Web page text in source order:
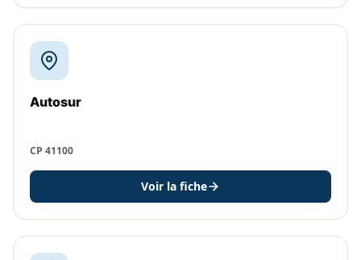
Autosur
CP 41100
Voir la fiche